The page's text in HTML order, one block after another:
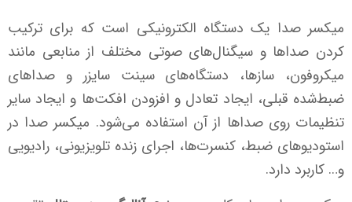
میکسر صدا یک دستگاه الکترونیکی است که برای ترکیب
کردن صداها و سیگنال‌های صوتی مختلف از منابعی مانند
میکروفون، سازها، دستگاه‌های سینت سایزر و صداهای
ضبط‌شده قبلی، ایجاد تعادل و افزودن افکت‌ها و ایجاد سایر
تنظیمات روی صداها از آن استفاده می‌شود. میکسر صدا در
استودیوهای ضبط، کنسرت‌ها، اجرای زنده تلویزیونی، رادیویی
و… کاربرد دارد.